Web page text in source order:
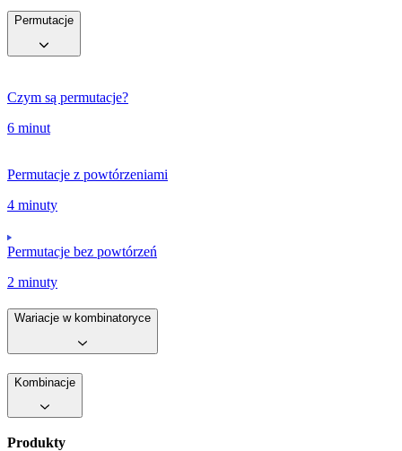
Permutacje
Czym są permutacje?
6 minut
Permutacje z powtórzeniami
4 minuty
Permutacje bez powtórzeń
2 minuty
Wariacje w kombinatoryce
Kombinacje
Produkty